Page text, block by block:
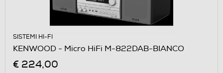
SISTEMI HI-FI
KENWOOD - Micro HiFi M-822DAB-BIANCO
€ 224,00